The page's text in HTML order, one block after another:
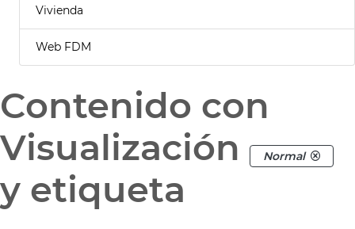
Vivienda
Web FDM
Contenido con
Visualización
Normal
y etiqueta